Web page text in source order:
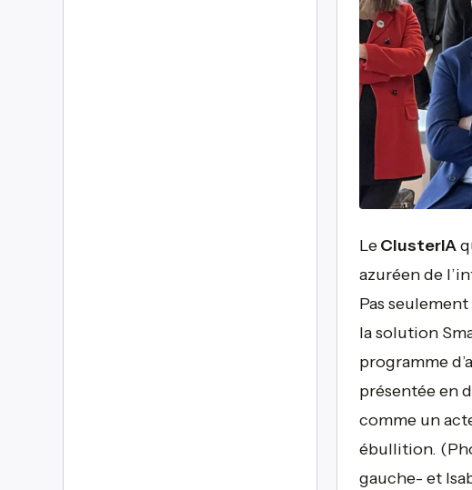
LeClusterIA
azuréen de
Pas
la solution
programme
présentée en
comme un
ébullition.
gauche- et